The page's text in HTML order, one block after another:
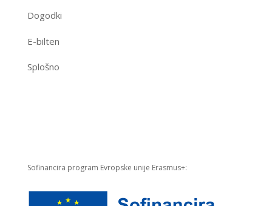
Dogodki
E-bilten
Splošno
Sofinancira program Evropske unije Erasmus+: